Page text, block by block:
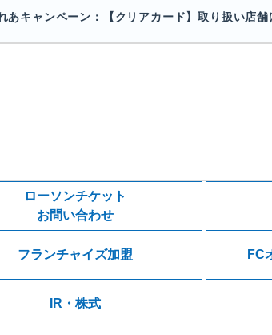
あキャンペーン：【クリアカード】取り扱い店舗
ローソンチケット
お問い合わせ
フランチャイズ加盟 FC
IR・株式